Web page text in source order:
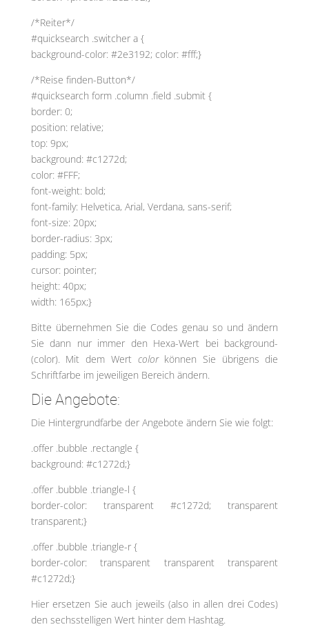
/*Reiter*/
#quicksearch .switcher a {
background-color: #2e3192; color: #fff;}
/*Reise finden-Button*/
#quicksearch form .column .field .submit {
border: 0;
position: relative;
top: 9px;
background: #c1272d;
color: #FFF;
font-weight: bold;
font-family: Helvetica, Arial, Verdana, sans-serif;
font-size: 20px;
border-radius: 3px;
padding: 5px;
cursor: pointer;
height: 40px;
width: 165px;}
Bitte übernehmen Sie die Codes genau so und ändern
Sie dann nur immer den Hexa-Wert bei background-
(color). Mit dem Wert colorkönnen Sie übrigens die
Schriftfarbe im jeweiligen Bereich ändern.
Die Angebote:
Die Hintergrundfarbe der Angebote ändern Sie wie folgt:
.offer .bubble .rectangle {
background: #c1272d;}
.offer .bubble .triangle-l {
border-color: transparent #c1272d; transparent
transparent;}
.offer .bubble .triangle-r {
border-color: transparent transparent transparent
#c1272d;}
Hier ersetzen Sie auch jeweils (also in allen drei Codes)
den sechsstelligen Wert hinter dem Hashtag.